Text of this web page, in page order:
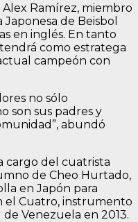
Ramírez, miembro
de Beisbol
en inglés. En tanto
como estratega
campeón con
no sólo
son sus padres y
abundó
cargo del cuatrista
de Cheo Hurtado,
en Japón para
el Cuatro, instrumento
Venezuela en 2013.